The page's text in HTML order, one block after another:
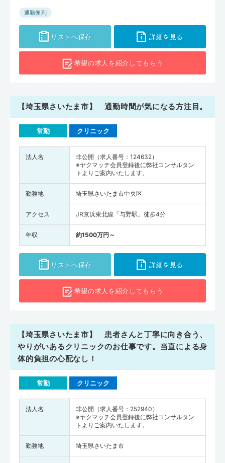
通勤便利
リストへ保存 詳細を見る
希望の求人を紹介してもらう
【埼玉県さいたま市】 通勤時間が気になる方注目。
常勤 クリニック
法人名
非公開（求人番号：124632）
※ヤクマッチ会員登録後に弊社コンサルタン
トよりご案内いたします。
勤務地 埼玉県さいたま市中央区
アクセス JR京浜東北線「与野駅」徒歩4分
年収 約1500万円～
リストへ保存 詳細を見る
希望の求人を紹介してもらう
【埼玉県さいたま市】 患者さんと丁寧に向き合う、
やりがいあるクリニックのお仕事です。当直による身
体的負担の心配なし！
常勤 クリニック
法人名
非公開（求人番号：252940）
※ヤクマッチ会員登録後に弊社コンサルタン
トよりご案内いたします。
勤務地 埼玉県さいたま市